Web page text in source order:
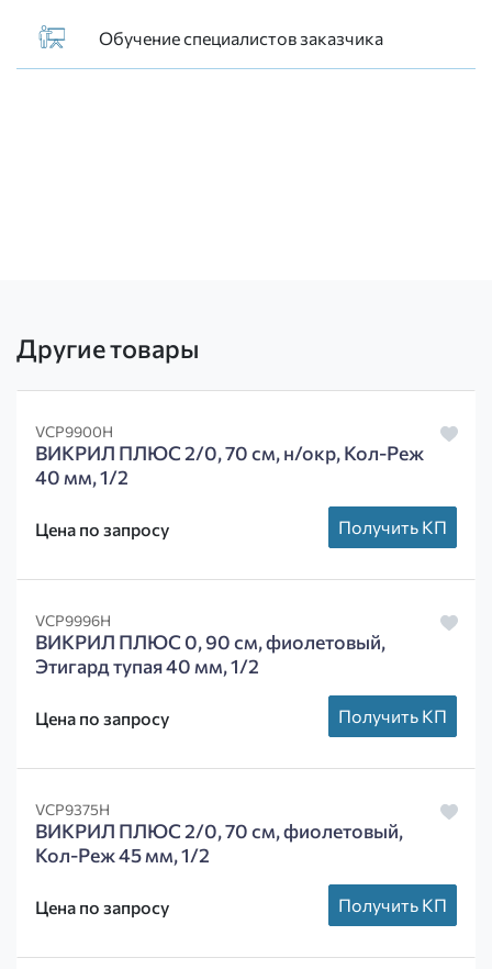
Обучение специалистов заказчика
Другие товары
VCP9900H
ВИКРИЛ ПЛЮС 2/0, 70 см, н/окр, Кол-Реж
40 мм, 1/2
Цена по запросу Получить КП
VCP9996H
ВИКРИЛ ПЛЮС 0, 90 см, фиолетовый,
Этигард тупая 40 мм, 1/2
Цена по запросу Получить КП
VCP9375H
ВИКРИЛ ПЛЮС 2/0, 70 см, фиолетовый,
Кол-Реж 45 мм, 1/2
Цена по запросу Получить КП